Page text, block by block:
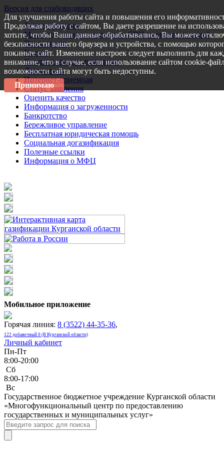
Версия для слабовидящих
Запись на прием
Меры поддержки участникам СВО и членам их семей
Пресс-центр
Услуги
Услуги в электронном виде
Документы
Интернет-приемная
Статус заявления
Оценить качество
Информация о загруженности
Банкротство
Бережливое управление
Бесплатная юридическая помощь
Социальная догазификация
Полезные ссылки
Информация о МФЦ
Мобильное приложение
Горячая линия: 8 (3522) 44-35-36,
122 добавочный 0 (В Курганской области)
Личный кабинет
Пн-Пт
8:00-20:00
Сб
8:00-17:00
Bc
Государственное бюджетное учреждение Курганской области
«Многофункциональный центр по предоставлению
государственных и муниципальных услуг»
Для улучшения работы сайта и повышения его
Продолжая работу с сайтом, Вы даете разрешение на
хотите, чтобы Ваши данные обрабатывались, Вы можете
безопасности вашего браузера и устройства, с помощью
покиньте сайт. Изменение настроек следует выполнить для
внимание, что в случае, если использование сайтом cookie-
возможности сайта могут быть недоступны.
Принимаю